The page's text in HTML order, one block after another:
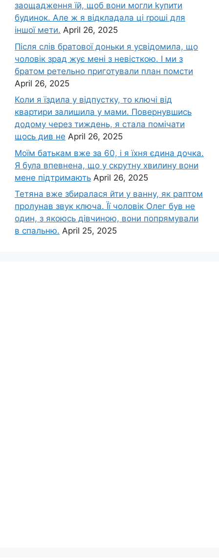
заощадження їй, щоб вони могли kупити
будинок. Але ж я відкладала ці rроші для
іншої мети. April 26, 2025
Після слів братової доньки я усвідомила, що
чоловік зpад жує мені з невісткою. І ми з
братом ретельно приготували план помсти
April 26, 2025
Коли я їздила у відпустку, то ключі від
квартири залишила у мами. Повернувшись
додому через тиждень, я стала помічати
щось див не April 26, 2025
Моїм батькам вже за 60, і я їхня єдина дочка.
Я була впевнена, що у скрутну хвилину вони
мене підтримають April 26, 2025
Тетяна вже збиралася йти у ванну, як раптом
пролунав звук ключа. Її чоловік Олег був не
один, з якоюсь дівчиною, вони попрямували
в спальню. April 25, 2025